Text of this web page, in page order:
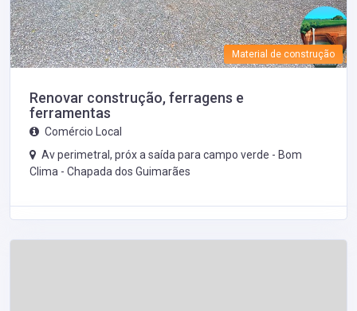
Material de construção
Renovar construção, ferragens e
ferramentas
Comércio Local
Av perimetral, próx a saída para campo verde - Bom
Clima - Chapada dos Guimarães